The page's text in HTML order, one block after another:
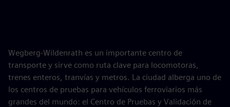
Wegberg-Wildenrath es un importante centro de
transporte y sirve como ruta clave para locomotoras,
trenes enteros, tranvías y metros. La ciudad alberga uno de
los centros de pruebas para vehículos ferroviarios más
grandes del mundo: el Centro de Pruebas y Validación de